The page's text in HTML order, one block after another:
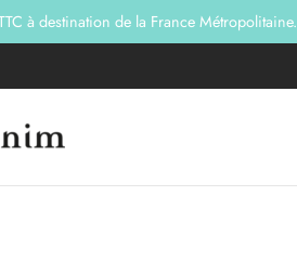
à destination de la France Métropolitaine.